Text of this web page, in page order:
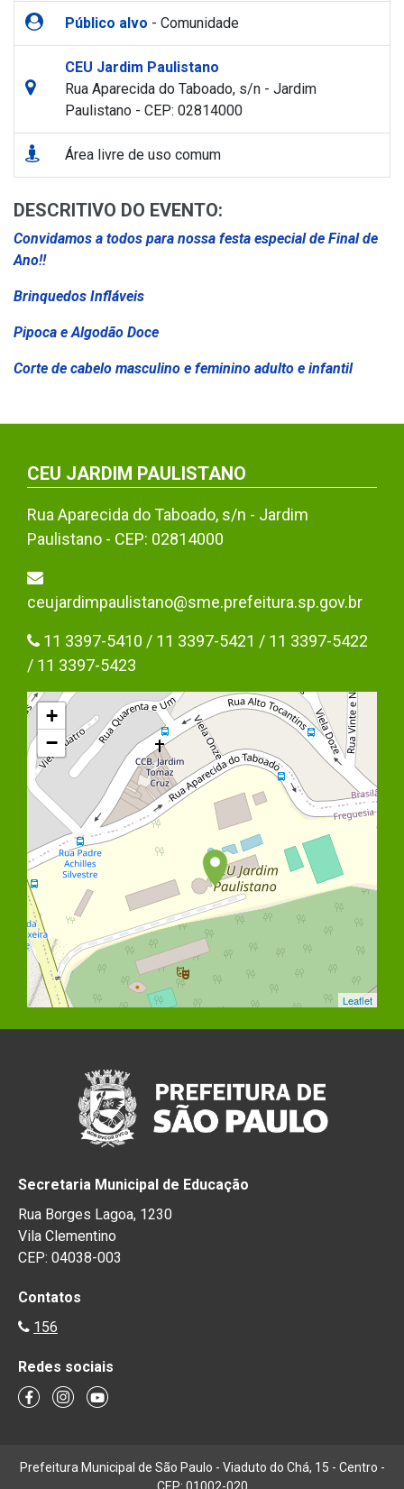
Público alvo - Comunidade
CEU Jardim Paulistano
Rua Aparecida do Taboado, s/n - Jardim
Paulistano - CEP: 02814000
Área livre de uso comum
DESCRITIVO DO EVENTO:
Convidamos a todos para nossa festa especial de Final de
Ano!!
Brinquedos Infláveis
Pipoca e Algodão Doce
Corte de cabelo masculino e feminino adulto e infantil
CEU JARDIM PAULISTANO
Rua Aparecida do Taboado, s/n - Jardim
Paulistano - CEP: 02814000
ceujardimpaulistano@sme.prefeitura.sp.gov.br
11 3397-5410 / 11 3397-5421 / 11 3397-5422
/ 11 3397-5423
+
−
Leaflet
Secretaria Municipal de Educação
Rua Borges Lagoa, 1230
Vila Clementino
CEP: 04038-003
Contatos
156
Redes sociais
Prefeitura Municipal de São Paulo - Viaduto do Chá, 15 - Centro -